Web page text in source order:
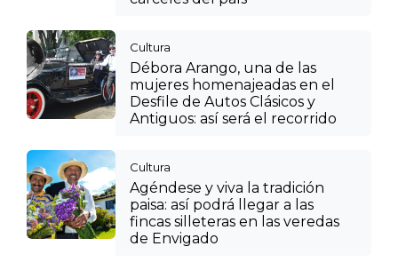
Cultura
Débora Arango, una de las
mujeres homenajeadas en el
Desfile de Autos Clásicos y
Antiguos: así será el recorrido
Cultura
Agéndese y viva la tradición
paisa: así podrá llegar a las
fincas silleteras en las veredas
de Envigado